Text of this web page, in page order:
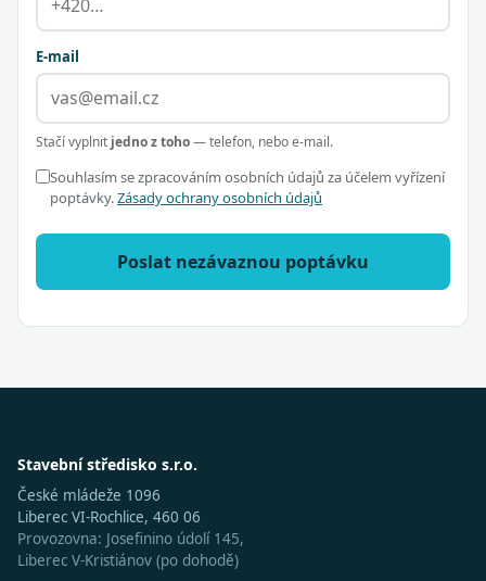
E-mail
Stačí vyplnit jedno z toho— telefon, nebo e-mail.
Souhlasím se zpracováním osobních údajů za účelem vyřízení
poptávky.Zásady ochrany osobních údajů
Poslat nezávaznou poptávku
Stavební středisko s.r.o.
České mládeže 1096
Liberec VI-Rochlice, 460 06
Provozovna: Josefinino údolí 145,
Liberec V-Kristiánov (po dohodě)